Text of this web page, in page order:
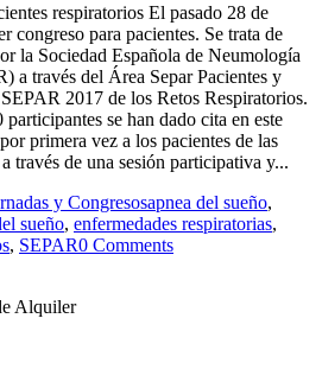
respiratorios El pasado 28 de
congreso para pacientes. Se trata de
la Sociedad Española de Neumología
a través del Área Separ Pacientes y
2017 de los Retos Respiratorios.
se han dado cita en este
primera vez a los pacientes de las
través de una sesión participativa y...
y Congresosapnea del sueño,
sueño, enfermedades respiratorias,
, SEPAR0 Comments
Alquiler